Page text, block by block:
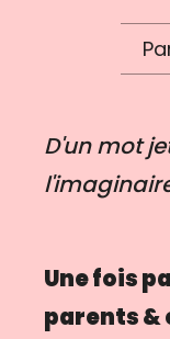
D'un mot
Une fois
parents &